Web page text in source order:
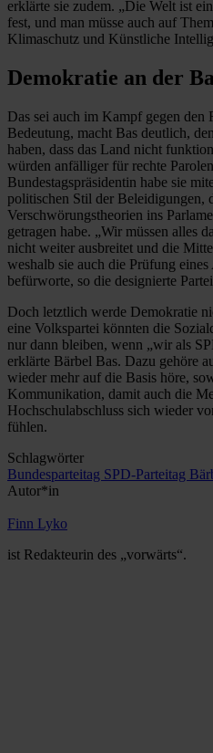
erklärte sie zudem. „Die Welt ist
fest, und man müsse auch auf
Klimaschutz und Künstliche
Demokratie an der
Das sei auch im Kampf gegen den
Bedeutung, macht Bas deutlich,
haben, dass das Land nicht
würden anfälliger für rechte
Bundestagspräsidentin habe sie
politischen Stil der Beleidigungen,
Verschwörungstheorien ins
getragen habe. „Wir müssen alles
nicht weiter ausbreitet und die
weshalb sie auch die Prüfung
befürworte, so die designierte
Doch letztlich werde Demokratie
eine Volkspartei könnten die
nur dann bleiben, wenn „wir als
erklärte Bärbel Bas. Dazu gehöre
wieder mehr auf die Basis höre,
Kommunikation, damit auch die
Hochschulabschluss sich wieder
fühlen.
Schlagwörter
Bundesparteitag SPD-Parteitag
Autor*in
Finn Lyko
ist Redakteurin des „vorwärts“.